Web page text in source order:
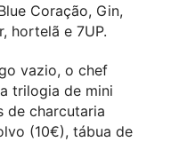
Coração, Gin,
hortelã e 7UP.
vazio, o chef
trilogia de mini
de charcutaria
(10€), tábua de